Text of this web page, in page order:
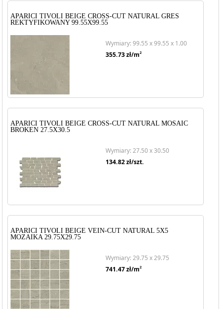
APARICI TIVOLI BEIGE CROSS-CUT NATURAL GRES
REKTYFIKOWANY 99.55X99.55
Wymiary: 99.55 x 99.55 x 1.00
355.73zł/m2
APARICI TIVOLI BEIGE CROSS-CUT NATURAL MOSAIC
BROKEN 27.5X30.5
Wymiary: 27.50 x 30.50
134.82zł/szt.
APARICI TIVOLI BEIGE VEIN-CUT NATURAL 5X5
MOZAIKA 29.75X29.75
Wymiary: 29.75 x 29.75
741.47zł/m2